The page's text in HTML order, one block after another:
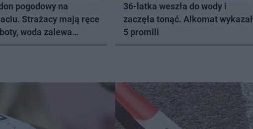
pogodowy na
Strażacy mają ręce
woda zalewa
36-latka weszła do wody i
zaczęła tonąć. Alkomat wykazał
5 promili